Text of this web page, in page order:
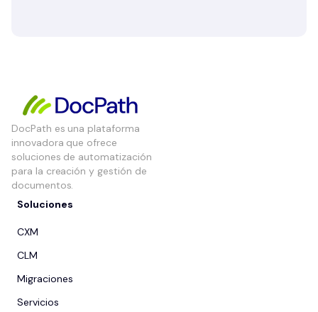
DocPath es una plataforma
innovadora que ofrece
soluciones de automatización
para la creación y gestión de
documentos.
Soluciones
CXM
CLM
Migraciones
Servicios